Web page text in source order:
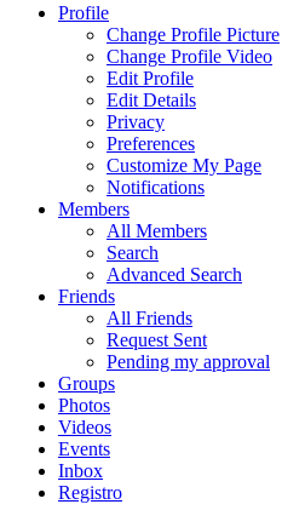
Profile
Change Profile Picture
Change Profile Video
Edit Profile
Edit Details
Privacy
Preferences
Customize My Page
Notifications
Members
All Members
Search
Advanced Search
Friends
All Friends
Request Sent
Pending my approval
Groups
Photos
Videos
Events
Inbox
Registro